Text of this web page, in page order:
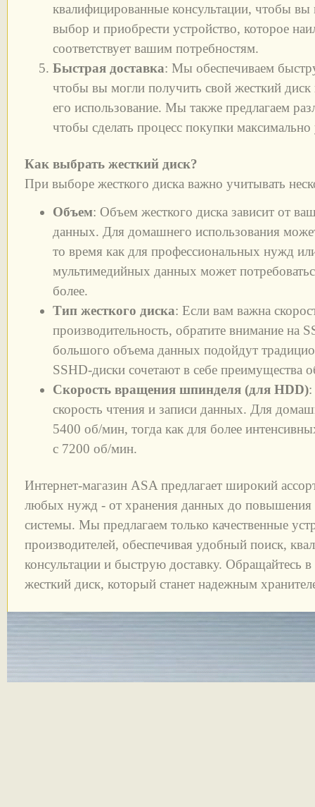
квалифицированные консультации, чтобы вы
выбор и приобрести устройство, которое
соответствует вашим потребностям.
Быстрая доставка: Мы обеспечиваем
чтобы вы могли получить свой жесткий диск
его использование. Мы также предлагаем
чтобы сделать процесс покупки
Как выбрать жесткий диск?
При выборе жесткого диска важно учитывать
Объем: Объем жесткого диска зависит от
данных. Для домашнего использования
то время как для профессиональных нужд
мультимедийных данных может
более.
Тип жесткого диска: Если вам важна
производительность, обратите внимание на
большого объема данных подойдут
SSHD-диски сочетают в себе преимущества
Скорость вращения шпинделя (для HDD):
скорость чтения и записи данных. Для
5400 об/мин, тогда как для более
с 7200 об/мин.
Интернет-магазин ASA предлагает широкий
любых нужд - от хранения данных до повышения
системы. Мы предлагаем только качественные
производителей, обеспечивая удобный поиск,
консультации и быструю доставку. Обращайтесь
жесткий диск, который станет надежным